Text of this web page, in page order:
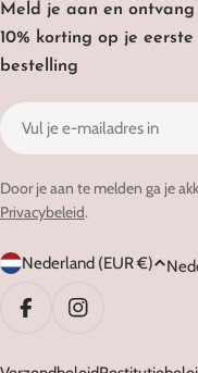
Meld je aan en ontvang
10% korting op je eerste
bestelling
E-
mail
Door je aan te melden ga je
Privacybeleid.
L
a
n
Nederland (EUR €)
T
FacebookInstagram